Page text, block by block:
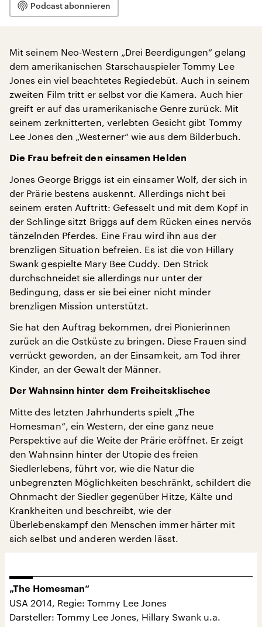
Podcast abonnieren
Mit seinem Neo-Western „Drei Beerdigungen“ gelang
dem amerikanischen Starschauspieler Tommy Lee
Jones ein viel beachtetes Regiedebüt. Auch in seinem
zweiten Film tritt er selbst vor die Kamera. Auch hier
greift er auf das uramerikanische Genre zurück. Mit
seinem zerknitterten, verlebten Gesicht gibt Tommy
Lee Jones den „Westerner“ wie aus dem Bilderbuch.
Die Frau befreit den einsamen Helden
Jones George Briggs ist ein einsamer Wolf, der sich in
der Prärie bestens auskennt. Allerdings nicht bei
seinem ersten Auftritt: Gefesselt und mit dem Kopf in
der Schlinge sitzt Briggs auf dem Rücken eines nervös
tänzelnden Pferdes. Eine Frau wird ihn aus der
brenzligen Situation befreien. Es ist die von Hillary
Swank gespielte Mary Bee Cuddy. Den Strick
durchschneidet sie allerdings nur unter der
Bedingung, dass er sie bei einer nicht minder
brenzligen Mission unterstützt.
Sie hat den Auftrag bekommen, drei Pionierinnen
zurück an die Ostküste zu bringen. Diese Frauen sind
verrückt geworden, an der Einsamkeit, am Tod ihrer
Kinder, an der Gewalt der Männer.
Der Wahnsinn hinter dem Freiheitsklischee
Mitte des letzten Jahrhunderts spielt „The
Homesman“, ein Western, der eine ganz neue
Perspektive auf die Weite der Prärie eröffnet. Er zeigt
den Wahnsinn hinter der Utopie des freien
Siedlerlebens, führt vor, wie die Natur die
unbegrenzten Möglichkeiten beschränkt, schildert die
Ohnmacht der Siedler gegenüber Hitze, Kälte und
Krankheiten und beschreibt, wie der
Überlebenskampf den Menschen immer härter mit
sich selbst und anderen werden lässt.
„The Homesman“
USA 2014, Regie: Tommy Lee Jones
Darsteller: Tommy Lee Jones, Hillary Swank u.a.